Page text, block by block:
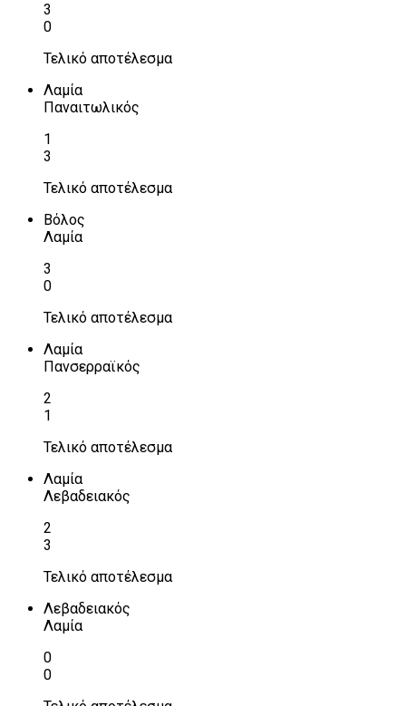
3
0
Τελικό αποτέλεσμα
Λαμία
Παναιτωλικός
1
3
Τελικό αποτέλεσμα
Βόλος
Λαμία
3
0
Τελικό αποτέλεσμα
Λαμία
Πανσερραϊκός
2
1
Τελικό αποτέλεσμα
Λαμία
Λεβαδειακός
2
3
Τελικό αποτέλεσμα
Λεβαδειακός
Λαμία
0
0